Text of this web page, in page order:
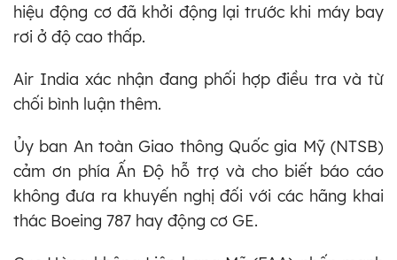
hiệu động cơ đã khởi động lại trước khi máy bay
rơi ở độ cao thấp.
Air India xác nhận đang phối hợp điều tra và từ
chối bình luận thêm.
Ủy ban An toàn Giao thông Quốc gia Mỹ (NTSB)
cảm ơn phía Ấn Độ hỗ trợ và cho biết báo cáo
không đưa ra khuyến nghị đối với các hãng khai
thác Boeing 787 hay động cơ GE.